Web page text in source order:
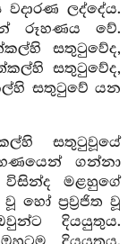
ලද්දේය.
රූහණය වේ.
සතුටුවේද,
සතුටුවේද,
සතුටුවේ යන
සතුටුවූයේ
ගන්නා
මළහුගේ
හෝ ප්‍රව්‍රජිත වූ
දියයුතුය.